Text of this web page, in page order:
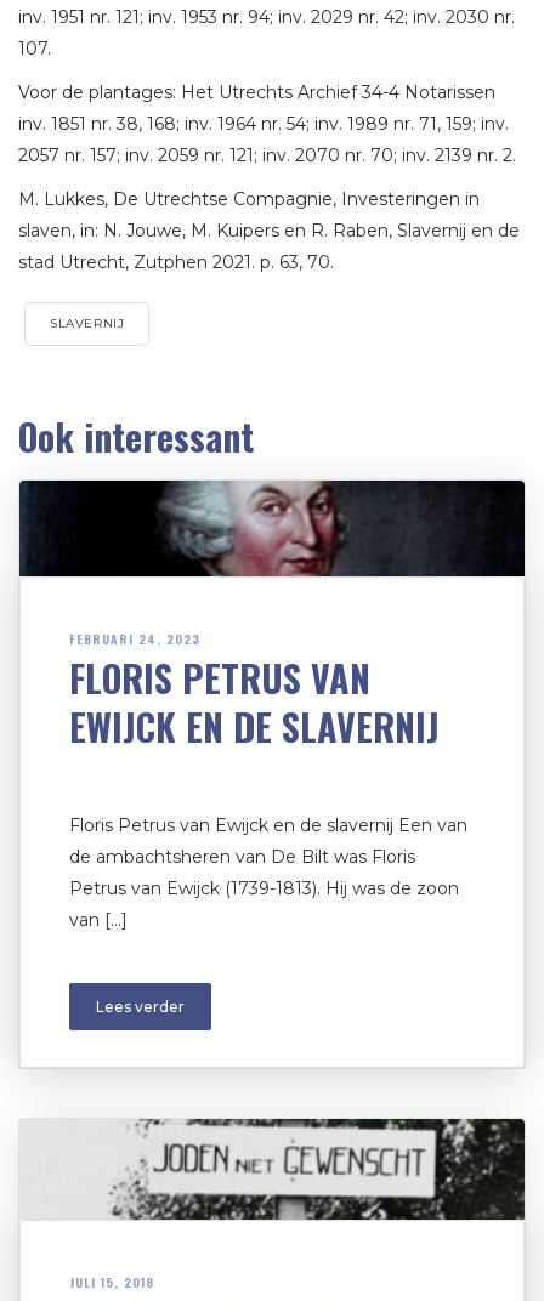
inv. 1951 nr. 121; inv. 1953 nr. 94; inv. 2029 nr. 42; inv. 2030 nr.
107.
Voor de plantages: Het Utrechts Archief 34-4 Notarissen
inv. 1851 nr. 38, 168; inv. 1964 nr. 54; inv. 1989 nr. 71, 159; inv.
2057 nr. 157; inv. 2059 nr. 121; inv. 2070 nr. 70; inv. 2139 nr. 2.
M. Lukkes, De Utrechtse Compagnie, Investeringen in
slaven, in: N. Jouwe, M. Kuipers en R. Raben, Slavernij en de
stad Utrecht, Zutphen 2021. p. 63, 70.
SLAVERNIJ
Ook interessant
FEBRUARI 24, 2023
FLORIS PETRUS VAN
EWIJCK EN DE SLAVERNIJ
Floris Petrus van Ewijck en de slavernij Een van
de ambachtsheren van De Bilt was Floris
Petrus van Ewijck (1739-1813). Hij was de zoon
van […]
Lees verder
JULI 15, 2018